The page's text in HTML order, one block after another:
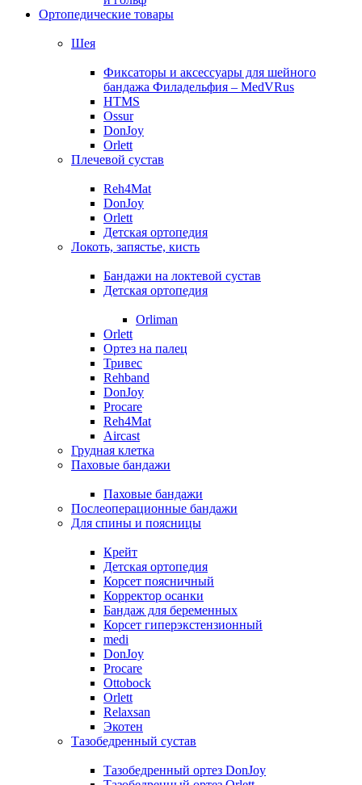
Ортопедические товары
Шея
Фиксаторы и аксессуары для шейного
бандажа Филадельфия – MedVRus
HTMS
Ossur
DonJoy
Orlett
Плечевой сустав
Reh4Mat
DonJoy
Orlett
Детская ортопедия
Локоть, запястье, кисть
Бандажи на локтевой сустав
Детская ортопедия
Orliman
Orlett
Ортез на палец
Тривес
Rehband
DonJoy
Procare
Reh4Mat
Aircast
Грудная клетка
Паховые бандажи
Паховые бандажи
Послеоперационные бандажи
Для спины и поясницы
Крейт
Детская ортопедия
Корсет поясничный
Корректор осанки
Бандаж для беременных
Корсет гиперэкстензионный
medi
DonJoy
Procare
Ottobock
Orlett
Relaxsan
Экотен
Тазобедренный сустав
Тазобедренный ортез DonJoy